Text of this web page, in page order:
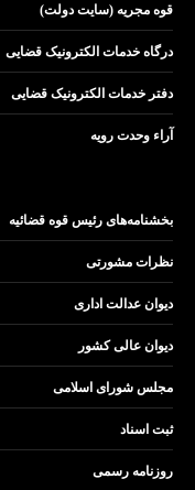
قوه مجریه (سایت دولت)
درگاه خدمات الکترونیک قضایی
دفتر خدمات الکترونیک قضایی
آراء وحدت رویه
بخشنامه‌های رئیس قوه قضائیه
نظرات مشورتی
دیوان عدالت اداری
دیوان عالی کشور
مجلس شورای اسلامی
ثبت اسناد
روزنامه رسمی